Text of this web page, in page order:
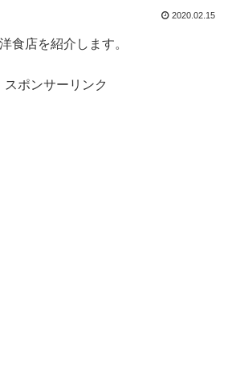
2020.02.15
食店を紹介します。
スポンサーリンク